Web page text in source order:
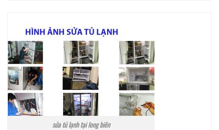
sửa tủ lạnh tại long biên